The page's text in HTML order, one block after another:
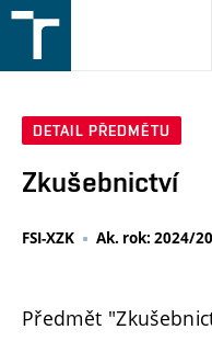
v
DETAIL PŘEDMĚTU
Zkušebnictví
FSI-XZK Ak. rok: 2024/
Předmět